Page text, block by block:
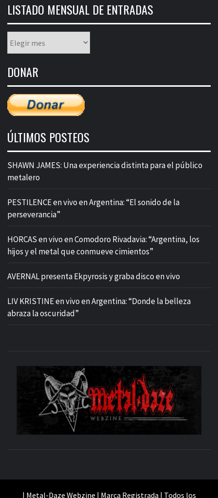
LISTADO MENSUAL DE ENTRADAS
mensual
entradas
DONAR
ÚLTIMOS POSTEOS
SHAWN JAMES: Una experiencia distinta para el público
metalero
PESTILENCE en vivo en Argentina: “El sonido de la
perseverancia”
HORCAS en vivo en Comodoro Rivadavia: “Argentina, los
hijos y el metal que conmueve cimientos”
AVERNAL presenta Ekpyrosis y graba disco en vivo
LIV KRISTINE en vivo en Argentina: “Donde la belleza
abraza la oscuridad”
| Metal-Daze Webzine | Marca Registrada | Todos los